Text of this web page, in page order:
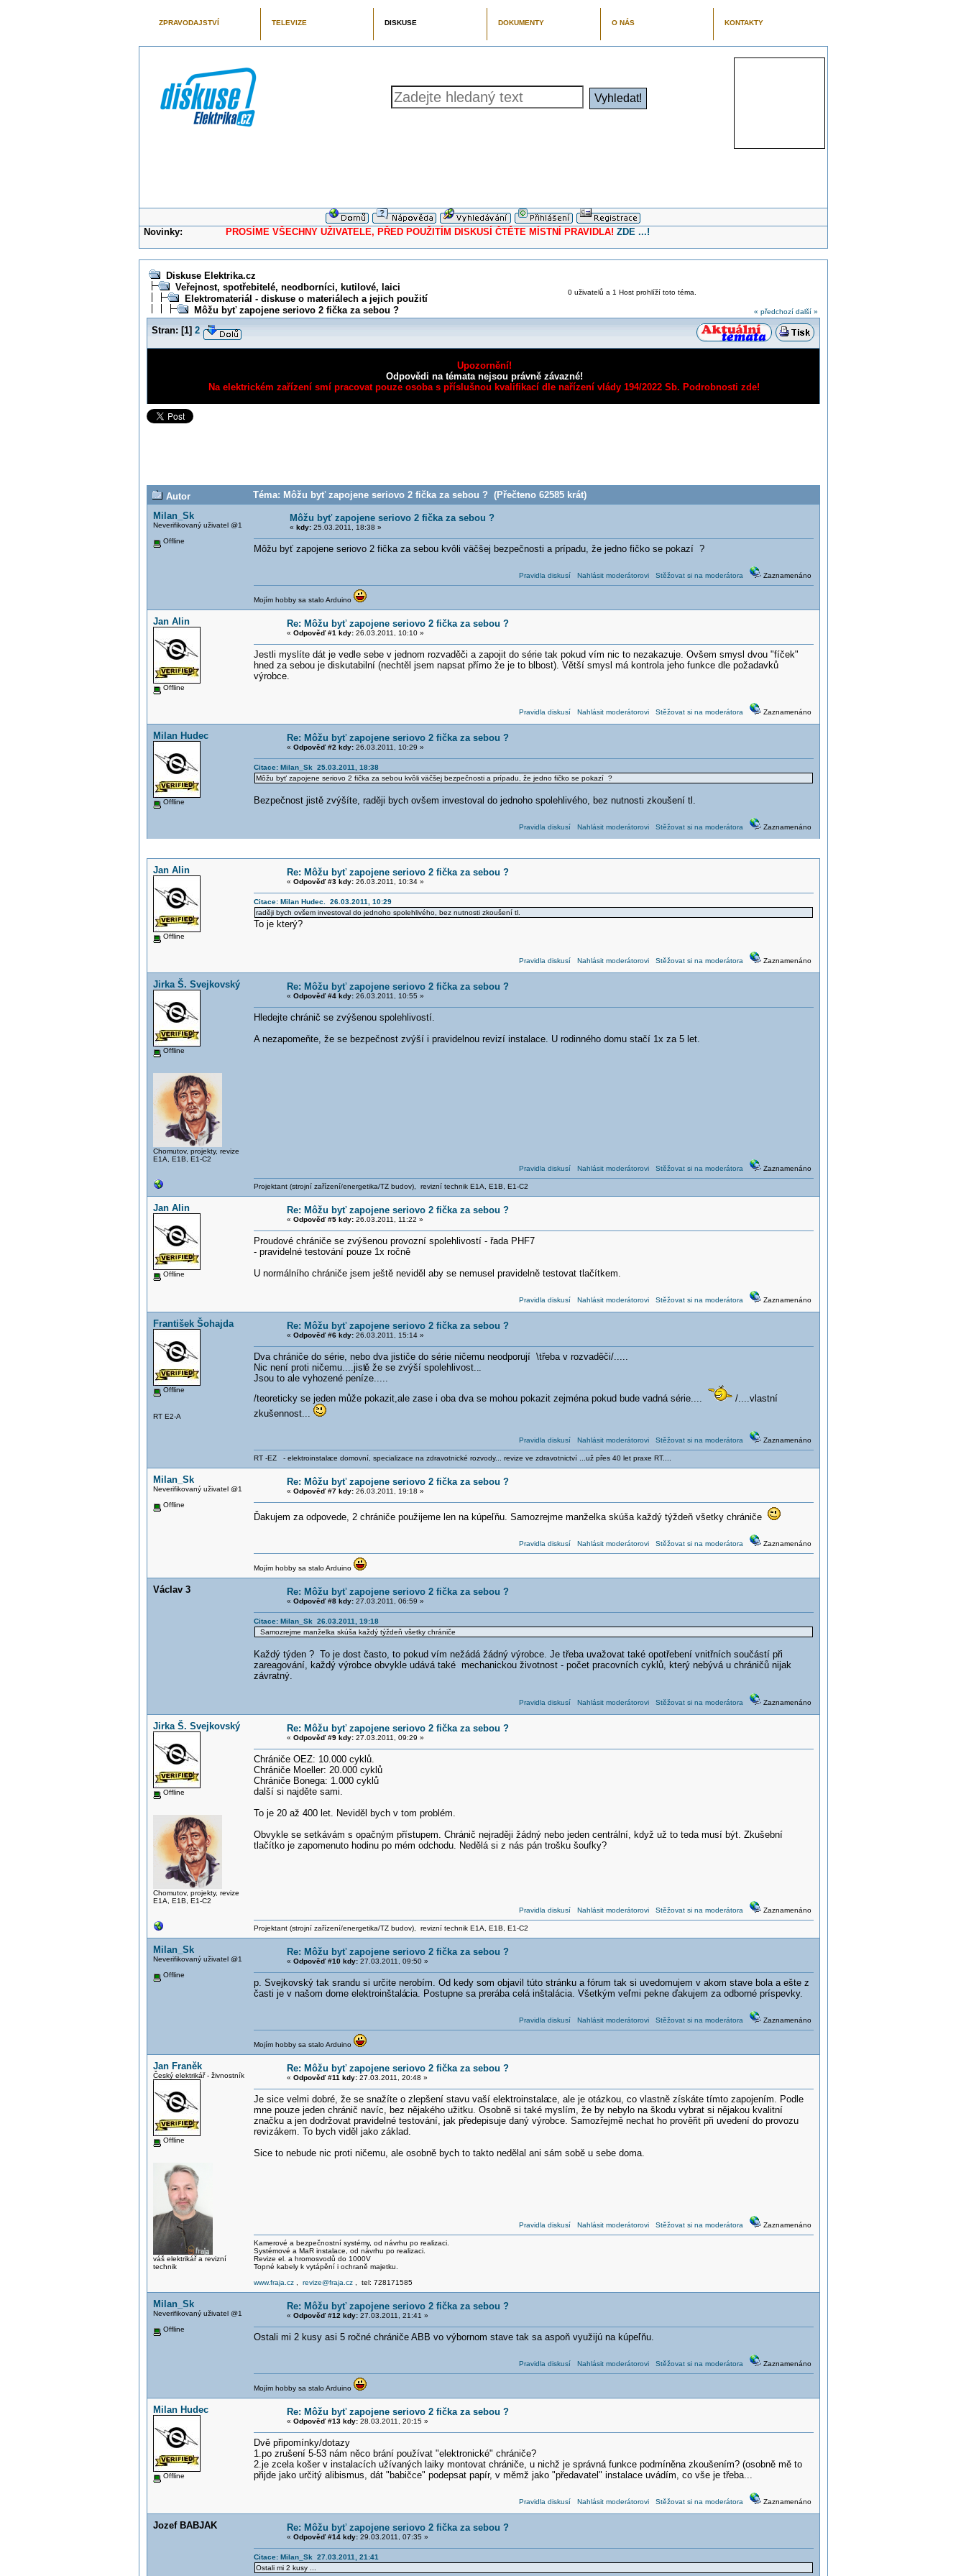
ZPRAVODAJSTVÍ TELEVIZE DISKUSE DOKUMENTY O NÁS KONTAKTY
Novinky: PROSÍME VŠECHNY UŽIVATELE, PŘED POUŽITÍM DISKUSÍ ČTĚTE MÍSTNÍ PRAVIDLA! ZDE ...!
Diskuse Elektrika.cz
Veřejnost, spotřebitelé, neodborníci, kutilové, laici
Elektromateriál - diskuse o materiálech a jejich použití
Môžu byť zapojene seriovo 2 fička za sebou ?
0 uživatelů a 1 Host prohlíží toto téma.
« předchozí další »
Stran: [1] 2
Upozornění!
Odpovědi na témata nejsou právně závazné!
Na elektrickém zařízení smí pracovat pouze osoba s příslušnou kvalifikací dle nařízení vlády 194/2022 Sb. Podrobnosti zde!
Autor
Téma: Môžu byť zapojene seriovo 2 fička za sebou ? (Přečteno 62585 krát)
Milan_Sk
Neverifikovaný uživatel @1
Offline
Môžu byť zapojene seriovo 2 fička za sebou ?
« kdy:25.03.2011, 18:38 »
Môžu byť zapojene seriovo 2 fička za sebou kvôli väčšej bezpečnosti a prípadu, že jedno fičko se pokazí ?
Pravidla diskusí Nahlásit moderátorovi Stěžovat si na moderátora Zaznamenáno
Mojím hobby sa stalo Arduino
Jan Alin
Offline
Re: Môžu byť zapojene seriovo 2 fička za sebou ?
« Odpověď #1 kdy:26.03.2011, 10:10 »
Jestli myslíte dát je vedle sebe v jednom rozvaděči a zapojit do série tak pokud vím nic to nezakazuje. Ovšem smysl dvou "fíček"
hned za sebou je diskutabilní (nechtěl jsem napsat přímo že je to blbost). Větší smysl má kontrola jeho funkce dle požadavků
výrobce.
Pravidla diskusí Nahlásit moderátorovi Stěžovat si na moderátora Zaznamenáno
Milan Hudec
Offline
Re: Môžu byť zapojene seriovo 2 fička za sebou ?
« Odpověď #2 kdy:26.03.2011, 10:29 »
Citace: Milan_Sk 25.03.2011, 18:38
Môžu byť zapojene seriovo 2 fička za sebou kvôli väčšej bezpečnosti a prípadu, že jedno fičko se pokazí ?
Bezpečnost jistě zvýšíte, raději bych ovšem investoval do jednoho spolehlivého, bez nutnosti zkoušení tl.
Pravidla diskusí Nahlásit moderátorovi Stěžovat si na moderátora Zaznamenáno
Jan Alin
Offline
Re: Môžu byť zapojene seriovo 2 fička za sebou ?
« Odpověď #3 kdy:26.03.2011, 10:34 »
Citace: Milan Hudec. 26.03.2011, 10:29
raději bych ovšem investoval do jednoho spolehlivého, bez nutnosti zkoušení tl.
To je který?
Pravidla diskusí Nahlásit moderátorovi Stěžovat si na moderátora Zaznamenáno
Jirka Š. Svejkovský
Offline
Chomutov, projekty, revize
E1A, E1B, E1-C2
Re: Môžu byť zapojene seriovo 2 fička za sebou ?
« Odpověď #4 kdy:26.03.2011, 10:55 »
Hledejte chránič se zvýšenou spolehlivostí.
A nezapomeňte, že se bezpečnost zvýší i pravidelnou revizí instalace. U rodinného domu stačí 1x za 5 let.
Pravidla diskusí Nahlásit moderátorovi Stěžovat si na moderátora Zaznamenáno
Projektant (strojní zařízení/energetika/TZ budov), revizní technik E1A, E1B, E1-C2
Jan Alin
Offline
Re: Môžu byť zapojene seriovo 2 fička za sebou ?
« Odpověď #5 kdy:26.03.2011, 11:22 »
Proudové chrániče se zvýšenou provozní spolehlivostí - řada PHF7
- pravidelné testování pouze 1x ročně
U normálního chrániče jsem ještě neviděl aby se nemusel pravidelně testovat tlačítkem.
Pravidla diskusí Nahlásit moderátorovi Stěžovat si na moderátora Zaznamenáno
František Šohajda
Offline
RT E2-A
Re: Môžu byť zapojene seriovo 2 fička za sebou ?
« Odpověď #6 kdy:26.03.2011, 15:14 »
Dva chrániče do série, nebo dva jističe do série ničemu neodporují \třeba v rozvaděči/.....
Nic není proti ničemu....jistě že se zvýší spolehlivost...
Jsou to ale vyhozené peníze.....
/teoreticky se jeden může pokazit,ale zase i oba dva se mohou pokazit zejména pokud bude vadná série....
/....vlastní
zkušennost...
Pravidla diskusí Nahlásit moderátorovi Stěžovat si na moderátora Zaznamenáno
RT -EZ - elektroinstalace domovní, specializace na zdravotnické rozvody... revize ve zdravotnictví ...už přes 40 let praxe RT....
Milan_Sk
Neverifikovaný uživatel @1
Offline
Re: Môžu byť zapojene seriovo 2 fička za sebou ?
« Odpověď #7 kdy:26.03.2011, 19:18 »
Ďakujem za odpovede, 2 chrániče použijeme len na kúpeľňu. Samozrejme manželka skúša každý týždeň všetky chrániče
Pravidla diskusí Nahlásit moderátorovi Stěžovat si na moderátora Zaznamenáno
Mojím hobby sa stalo Arduino
Václav 3 Re: Môžu byť zapojene seriovo 2 fička za sebou ?
« Odpověď #8 kdy:27.03.2011, 06:59 »
Citace: Milan_Sk 26.03.2011, 19:18
Samozrejme manželka skúša každý týždeň všetky chrániče
Každý týden ? To je dost často, to pokud vím nežádá žádný výrobce. Je třeba uvažovat také opotřebení vnitřních součástí při
zareagování, každý výrobce obvykle udává také mechanickou životnost - počet pracovních cyklů, který nebývá u chráničů nijak
závratný.
Pravidla diskusí Nahlásit moderátorovi Stěžovat si na moderátora Zaznamenáno
Jirka Š. Svejkovský
Offline
Chomutov, projekty, revize
E1A, E1B, E1-C2
Re: Môžu byť zapojene seriovo 2 fička za sebou ?
« Odpověď #9 kdy:27.03.2011, 09:29 »
Chrániče OEZ: 10.000 cyklů.
Chrániče Moeller: 20.000 cyklů
Chrániče Bonega: 1.000 cyklů
další si najděte sami.
To je 20 až 400 let. Neviděl bych v tom problém.
Obvykle se setkávám s opačným přístupem. Chránič nejraději žádný nebo jeden centrální, když už to teda musí být. Zkušební
tlačítko je zapomenuto hodinu po mém odchodu. Nedělá si z nás pán trošku šoufky?
Pravidla diskusí Nahlásit moderátorovi Stěžovat si na moderátora Zaznamenáno
Projektant (strojní zařízení/energetika/TZ budov), revizní technik E1A, E1B, E1-C2
Milan_Sk
Neverifikovaný uživatel @1
Offline
Re: Môžu byť zapojene seriovo 2 fička za sebou ?
« Odpověď #10 kdy:27.03.2011, 09:50 »
p. Svejkovský tak srandu si určite nerobím. Od kedy som objavil túto stránku a fórum tak si uvedomujem v akom stave bola a ešte z
časti je v našom dome elektroinštalácia. Postupne sa prerába celá inštalácia. Všetkým veľmi pekne ďakujem za odborné príspevky.
Pravidla diskusí Nahlásit moderátorovi Stěžovat si na moderátora Zaznamenáno
Mojím hobby sa stalo Arduino
Jan Franěk
Český elektrikář - živnostník
Offline
váš elektrikář a revizní
technik
Re: Môžu byť zapojene seriovo 2 fička za sebou ?
« Odpověď #11 kdy:27.03.2011, 20:48 »
Je sice velmi dobré, že se snažíte o zlepšení stavu vaší elektroinstalace, ale je otázkou, co vlastně získáte tímto zapojením. Podle
mne pouze jeden chránič navíc, bez nějakého užitku. Osobně si také myslím, že by nebylo na škodu vybrat si nějakou kvalitní
značku a jen dodržovat pravidelné testování, jak předepisuje daný výrobce. Samozřejmě nechat ho prověřit při uvedení do provozu
revizákem. To bych viděl jako základ.
Sice to nebude nic proti ničemu, ale osobně bych to takto nedělal ani sám sobě u sebe doma.
Pravidla diskusí Nahlásit moderátorovi Stěžovat si na moderátora Zaznamenáno
Kamerové a bezpečnostní systémy, od návrhu po realizaci.
Systémové a MaR instalace, od návrhu po realizaci.
Revize el. a hromosvodů do 1000V
Topné kabely k vytápění i ochraně majetku.
www.fraja.cz, revize@fraja.cz, tel: 728171585
Milan_Sk
Neverifikovaný uživatel @1
Offline
Re: Môžu byť zapojene seriovo 2 fička za sebou ?
« Odpověď #12 kdy:27.03.2011, 21:41 »
Ostali mi 2 kusy asi 5 ročné chrániče ABB vo výbornom stave tak sa aspoň využijú na kúpeľňu.
Pravidla diskusí Nahlásit moderátorovi Stěžovat si na moderátora Zaznamenáno
Mojím hobby sa stalo Arduino
Milan Hudec
Offline
Re: Môžu byť zapojene seriovo 2 fička za sebou ?
« Odpověď #13 kdy:28.03.2011, 20:15 »
Dvě připomínky/dotazy
1.po zrušení 5-53 nám něco brání používat "elektronické" chrániče?
2.je zcela košer v instalacích užívaných laiky montovat chrániče, u nichž je správná funkce podmíněna zkoušením? (osobně mě to
přijde jako určitý alibismus, dát "babičce" podepsat papír, v měmž jako "předavatel" instalace uvádím, co vše je třeba...
Pravidla diskusí Nahlásit moderátorovi Stěžovat si na moderátora Zaznamenáno
Jozef BABJAK Re: Môžu byť zapojene seriovo 2 fička za sebou ?
« Odpověď #14 kdy:29.03.2011, 07:35 »
Citace: Milan_Sk 27.03.2011, 21:41
Ostali mi 2 kusy ...